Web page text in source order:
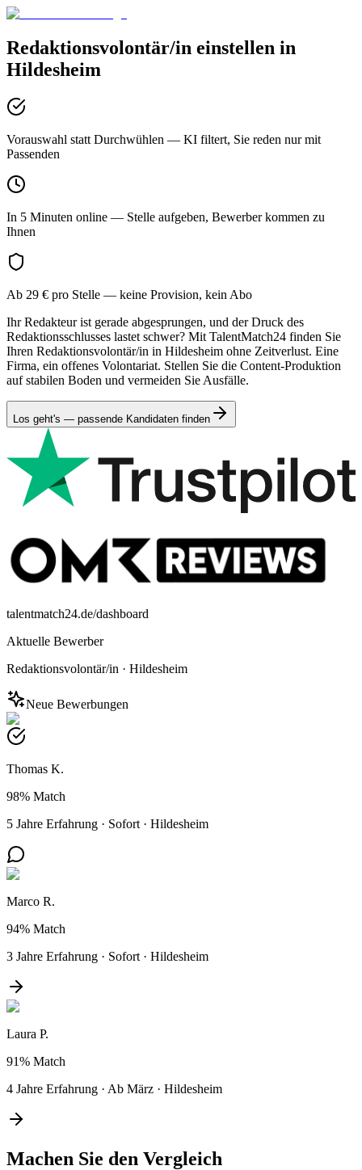
Redaktionsvolontär/in einstellen in
Hildesheim
Vorauswahl statt Durchwühlen — KI filtert, Sie reden nur mit
Passenden
In 5 Minuten online — Stelle aufgeben, Bewerber kommen zu
Ihnen
Ab 29 € pro Stelle — keine Provision, kein Abo
Ihr Redakteur ist gerade abgesprungen, und der Druck des
Redaktionsschlusses lastet schwer? Mit TalentMatch24 finden Sie
Ihren Redaktionsvolontär/in in Hildesheim ohne Zeitverlust. Eine
Firma, ein offenes Volontariat. Stellen Sie die Content-Produktion
auf stabilen Boden und vermeiden Sie Ausfälle.
Los geht's — passende Kandidaten finden
talentmatch24.de/dashboard
Aktuelle Bewerber
Redaktionsvolontär/in · Hildesheim
Neue Bewerbungen
Thomas K.
98% Match
5 Jahre Erfahrung · Sofort · Hildesheim
Marco R.
94% Match
3 Jahre Erfahrung · Sofort · Hildesheim
Laura P.
91% Match
4 Jahre Erfahrung · Ab März · Hildesheim
Machen Sie den Vergleich